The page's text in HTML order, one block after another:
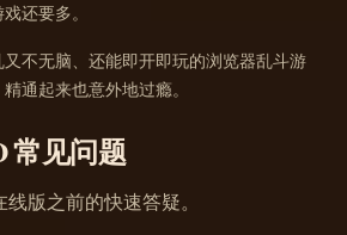
还要多。
不无脑、还能即开即玩的浏览器乱斗游
通起来也意外地过瘾。
常见问题
版之前的快速答疑。